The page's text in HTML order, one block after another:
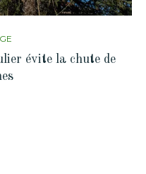
évite la chute de